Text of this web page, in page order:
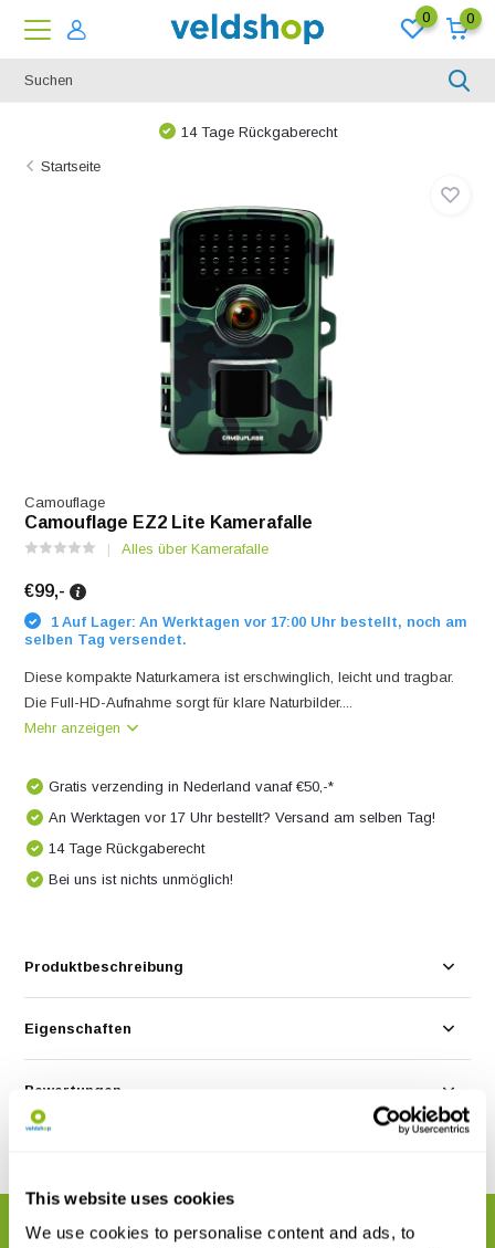
This website uses cookies
We use cookies to personalise content and ads, to
0 0
14 Tage Rückgaberecht
Startseite
Camouflage
Camouflage EZ2 Lite Kamerafalle
Alles über Kamerafalle
€99,-
1 Auf Lager: An Werktagen vor 17:00 Uhr bestellt, noch am
selben Tag versendet.
Diese kompakte Naturkamera ist erschwinglich, leicht und tragbar.
Die Full-HD-Aufnahme sorgt für klare Naturbilder....
Mehr anzeigen
Gratis verzending in Nederland vanaf €50,-*
An Werktagen vor 17 Uhr bestellt? Versand am selben Tag!
14 Tage Rückgaberecht
Bei uns ist nichts unmöglich!
Produktbeschreibung
Eigenschaften
Bewertungen
VERWANDTE PRODUKTE